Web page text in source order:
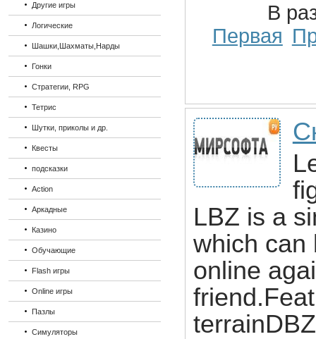
Другие игры
Логические
Шашки,Шахматы,Нарды
Гонки
Стратегии, RPG
Тетрис
Шутки, приколы и др.
Квесты
подсказки
Action
Аркадные
Казино
Обучающие
Flash игры
Online игры
Пазлы
Симуляторы
В
Первая
LBZ is a
which can
online